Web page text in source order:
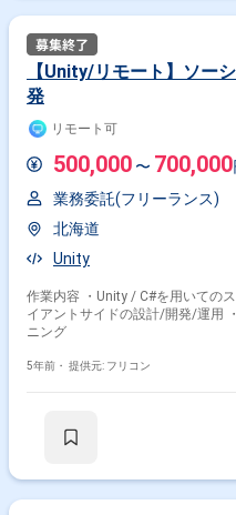
【Unity/リモート】ソー
発
リモート可
500,000 〜 700,000
業務委託(フリーランス)
北海道
Unity
作業内容 ・Unity / C#を用いての
イアントサイドの設計/開発/運用
ニング
5年前・ 提供元: フリコン